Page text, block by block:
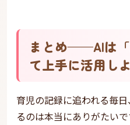
まとめ——AIは
て上手に活用し
育児の記録に追われる毎
るのは本当にありがたい